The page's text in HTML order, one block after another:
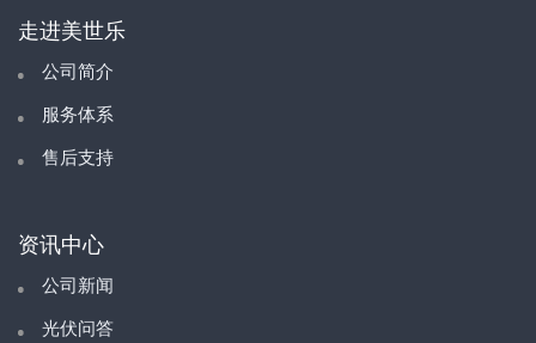
走进美世乐
公司简介
服务体系
售后支持
资讯中心
公司新闻
光伏问答